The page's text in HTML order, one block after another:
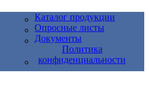
Каталог продукции
Опросные листы
Документы
Политика
конфиденциальности